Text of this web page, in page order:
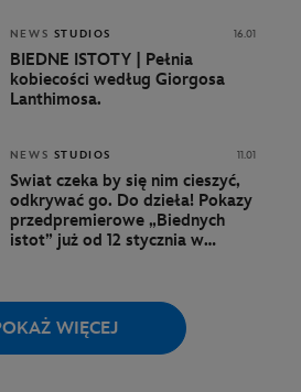
NEWS STUDIOS 16.01
BIEDNE ISTOTY | Pełnia
kobiecości według Giorgosa
Lanthimosa.
NEWS STUDIOS 11.01
Świat czeka by się nim cieszyć,
odkrywać go. Do dzieła! Pokazy
przedpremierowe „Biednych
istot” już od 12 stycznia w
WIĘCEJ